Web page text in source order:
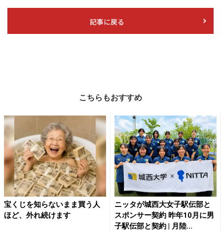
記事に戻る
こちらもおすすめ
宝くじを知らないまま買う人
ほど、外れ続けます
ニッタが城西大女子駅伝部と
スポンサー契約 昨年10月に男
子駅伝部と契約 | 月陸...